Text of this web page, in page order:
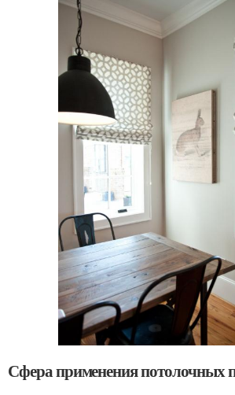
Сфера применения потолочных